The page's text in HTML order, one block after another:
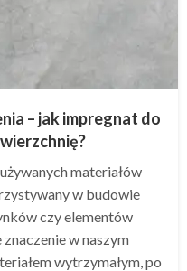
– jak impregnat do
materiałów
w budowie
czy elementów
w naszym
wytrzymałym, po